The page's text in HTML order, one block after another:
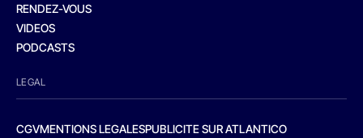
RENDEZ-VOUS
VIDEOS
PODCASTS
LEGAL
CGVMENTIONS LEGALESPUBLICITE SUR ATLANTICO